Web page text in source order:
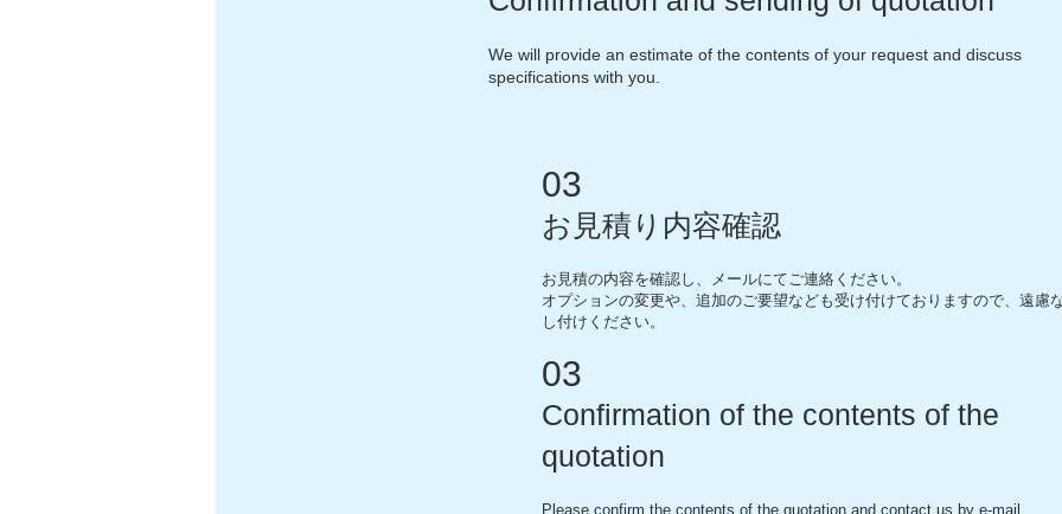
We will provide an estimate of the contents of your request and discuss
specifications with you.
03
お見積り内容確認
お見積の内容を確認し、メールにてご連絡ください。
オプションの変更や、追加のご要望なども受け付けておりますので、遠慮
し付けください。
03
Confirmation of the contents of the
quotation
Please confirm the contents of the quotation and contact us by e-mail.